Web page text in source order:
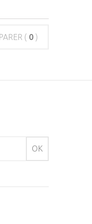
( 0 )
OK